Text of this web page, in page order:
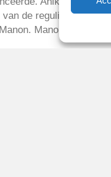
de reguliere
Manon kon de